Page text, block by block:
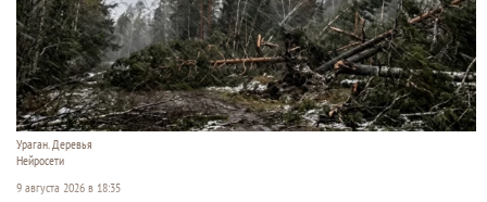
Ураган. Деревья
Нейросети
9 августа 2026 в 18:35